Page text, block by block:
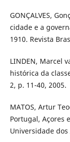
GONÇALVES,
cidade e a
1910. Revista
LINDEN, Marcel
histórica da
2, p. 11-40, 2005.
MATOS, Artur
Portugal, Açores
Universidade dos